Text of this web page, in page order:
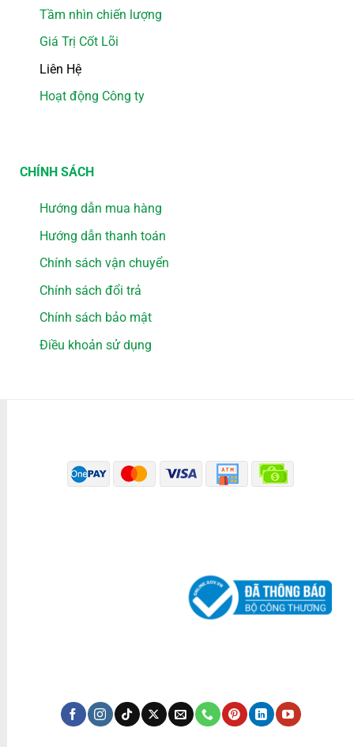
Tầm nhìn chiến lượng
Giá Trị Cốt Lõi
Liên Hệ
Hoạt động Công ty
CHÍNH SÁCH
Hướng dẫn mua hàng
Hướng dẫn thanh toán
Chính sách vận chuyển
Chính sách đổi trả
Chính sách bảo mật
Điều khoản sử dụng